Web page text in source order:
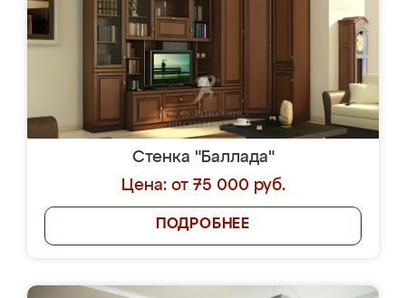
Стенка "Баллада"
Цена: от 75 000 руб.
ПОДРОБНЕЕ